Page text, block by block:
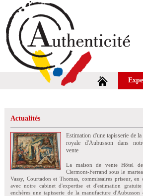
Actualités
Estimation d'une tapisserie de
royale d'Aubusson dans
vente
La maison de vente Hôtel
Clermont-Ferrand sous le
Vassy, Courtadon et Thomas, commissaires priseur, en
avec notre cabinet d'expertise et d'estimation
enchères une tapisserie de la manufacture